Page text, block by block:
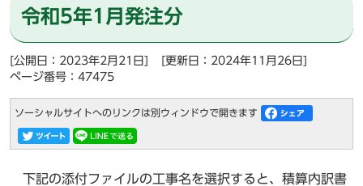
令和5年1月発注分
[公開日：2023年2月21日]
[更新日：2024年11月26日]
ページ番号：47475
ソーシャルサイトへのリンクは別ウィンドウで開きます
下記の添付ファイルの工事名を選択すると、積算内訳書